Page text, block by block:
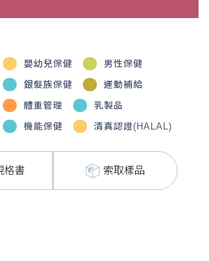
嬰幼兒保健 男性保健
銀髮族保健 運動補給
體重管理 乳製品
機能保健 清真認證(HALAL)
格書 索取樣品